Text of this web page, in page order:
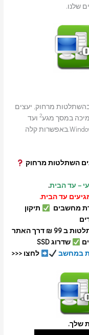
שלנו.
מרחוק, יעצים
במסך מגע2 ועד
תכונות שמסייעות לך להתמקד וליצור עם Windows.באפשרות קלה
השתלטות מרחוק
– עד הבית.
עד הבית.
מחשבים
תיקון
שדרוג SSD
במחשב לחצו <<<
שלך.